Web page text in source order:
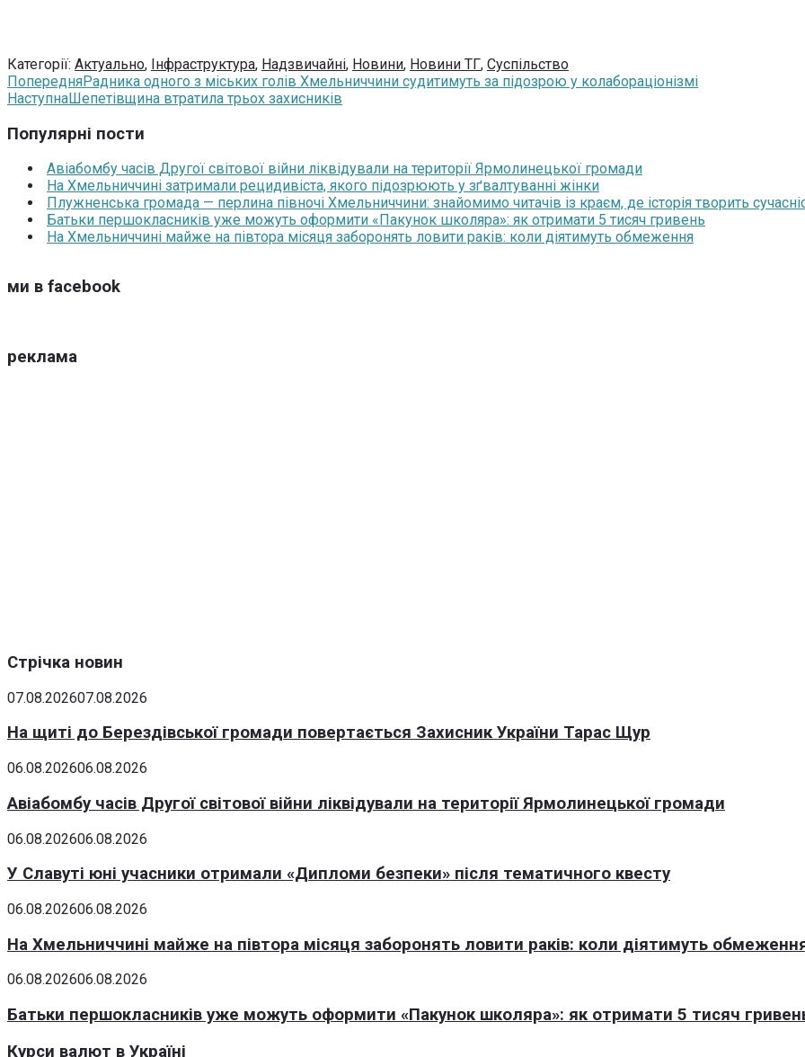
Категорії: Актуально, Інфраструктура, Надзвичайні, Новини, Новини ТГ, Суспільство
ПопередняРадника одного з міських голів Хмельниччини судитимуть за підозрою у колабораціонізмі
НаступнаШепетівщина втратила трьох захисників
Популярні пости
Авіабомбу часів Другої світової війни ліквідували на території Ярмолинецької громади
На Хмельниччині затримали рецидивіста, якого підозрюють у зґвалтуванні жінки
Плужненська громада — перлина півночі Хмельниччини: знайомимо читачів із краєм, де історія творить
Батьки першокласників уже можуть оформити «Пакунок школяра»: як отримати 5 тисяч гривень
На Хмельниччині майже на півтора місяця заборонять ловити раків: коли діятимуть обмеження
ми в facebook
реклама
Стрічка новин
07.08.202607.08.2026
На щиті до Берездівської громади повертається Захисник України Тарас Щур
06.08.202606.08.2026
Авіабомбу часів Другої світової війни ліквідували на території Ярмолинецької громади
06.08.202606.08.2026
У Славуті юні учасники отримали «Дипломи безпеки» після тематичного квесту
06.08.202606.08.2026
На Хмельниччині майже на півтора місяця заборонять ловити раків: коли діятимуть
06.08.202606.08.2026
Батьки першокласників уже можуть оформити «Пакунок школяра»: як отримати 5 тисяч
Курси валют в Україні